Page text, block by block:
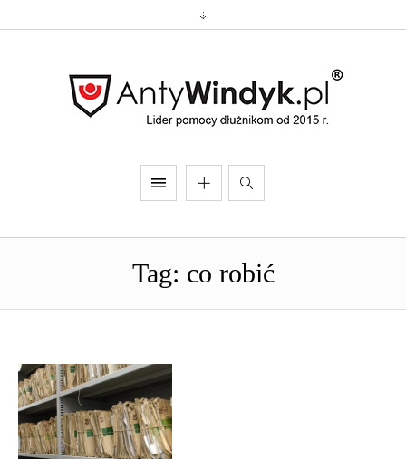
Tag: co robić